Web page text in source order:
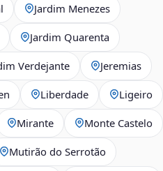
Jardim Menezes
Jardim Quarenta
Verdejante Jeremias
Liberdade Ligeiro
Mirante Monte Castelo
Mutirão do Serrotão